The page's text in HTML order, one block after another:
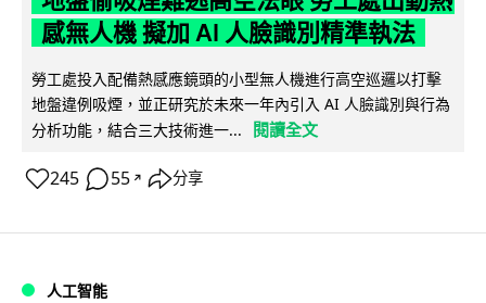
感無人機 擬加 AI 人臉識別精準執法
勞工處投入配備熱感應鏡頭的小型無人機進行高空巡邏以打擊
地盤違例吸煙，並正研究於未來一年內引入 AI 人臉識別與行為
分析功能，結合三大技術進一...
閱讀全文
245 55 ↗ 分享
人工智能